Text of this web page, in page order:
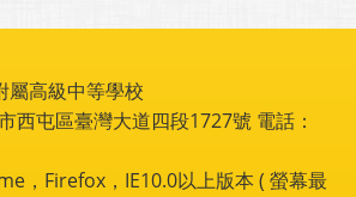
屬高級中等學校
西屯區臺灣大道四段1727號 電話：
，Firefox，IE10.0以上版本 ( 螢幕最